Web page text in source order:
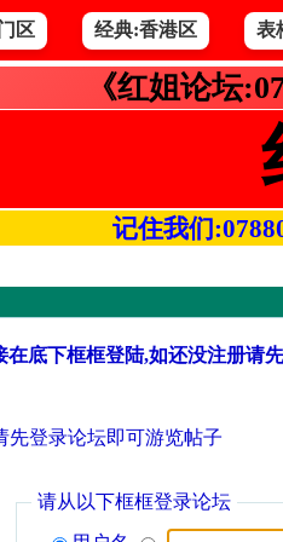
区 经典:香港区 表
《红姐论坛
记住我们
在底下框框登陆,如还没注册请
先登录论坛即可游览帖子
请从以下框框登录论坛